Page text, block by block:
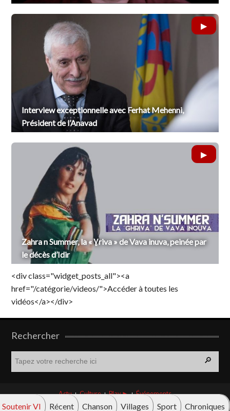
Interview exceptionnelle avec Ferhat Mehenni,
Président de l’Anavad
Zahra n Summer, la « Ɣriva » de Vava inuva, peinée par
le décès d’Idir
<div class="widget_posts_all"><a
href="/catégorie/videos/">Accéder à toutes les
vidéos</a></div>
Soutenir VI Récent Chanson Villages Sport Chroniques
Rechercher
r
Actu Culture Play ► Événements
© Vava innova 2026. Tous droits réservés.